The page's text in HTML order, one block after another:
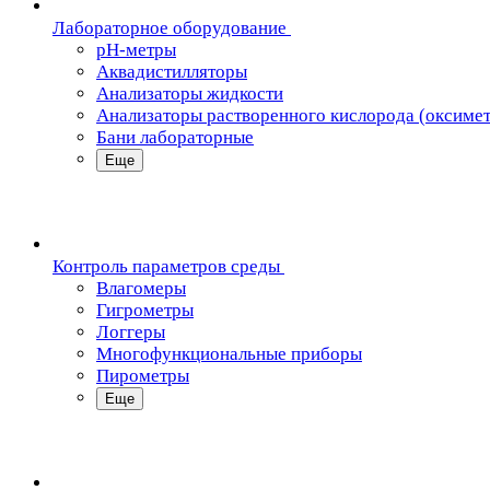
Лабораторное оборудование
pH-метры
Аквадистилляторы
Анализаторы жидкости
Анализаторы растворенного кислорода
Бани лабораторные
Еще
Контроль параметров среды
Влагомеры
Гигрометры
Логгеры
Многофункциональные приборы
Пирометры
Еще